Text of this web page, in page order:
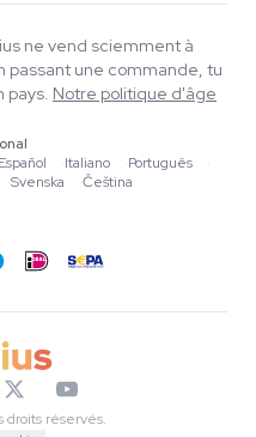
ne vend sciemment à
passant une commande, tu
pays. Notre politique d'âge
Español ·Italiano ·Português
·
·Svenska ·Čeština
droits réservés.